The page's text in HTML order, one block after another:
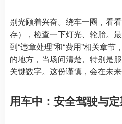
别光顾着兴奋。绕车一圈，看
存），检查一下灯光、轮胎。
到“违章处理”和“费用”相关章
的地方，当场问清楚。特别是
关键数字。这份谨慎，会在未来
用车中：安全驾驶与